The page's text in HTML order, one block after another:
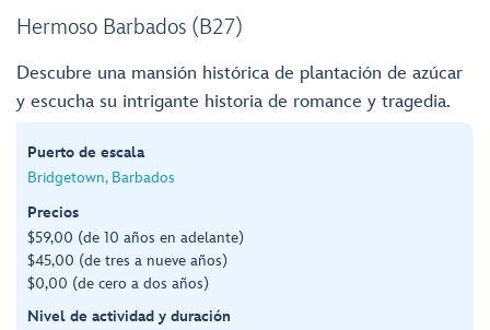
Hermoso Barbados (B27)
Descubre una mansión histórica de plantación de azúcar
y escucha su intrigante historia de romance y tragedia.
Puerto de escala
Bridgetown, Barbados
Precios
$59,00 (de 10 años en adelante)
$45,00 (de tres a nueve años)
$0,00 (de cero a dos años)
Nivel de actividad y duración